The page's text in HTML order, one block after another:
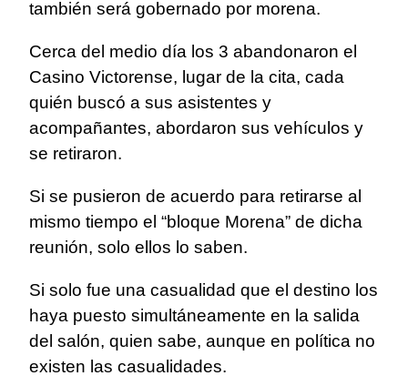
también será gobernado por morena.
Cerca del medio día los 3 abandonaron el
Casino Victorense, lugar de la cita, cada
quién buscó a sus asistentes y
acompañantes, abordaron sus vehículos y
se retiraron.
Si se pusieron de acuerdo para retirarse al
mismo tiempo el “bloque Morena” de dicha
reunión, solo ellos lo saben.
Si solo fue una casualidad que el destino los
haya puesto simultáneamente en la salida
del salón, quien sabe, aunque en política no
existen las casualidades.